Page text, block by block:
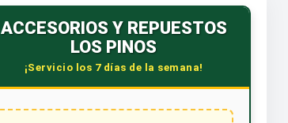
ACCESORIOS Y REPUESTOS
LOS PINOS
¡Servicio los 7 días de la semana!